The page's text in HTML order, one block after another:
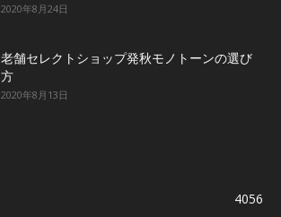
2020年8月24日
老舗セレクトショップ発秋モノトーンの選び
方
2020年8月13日
4056